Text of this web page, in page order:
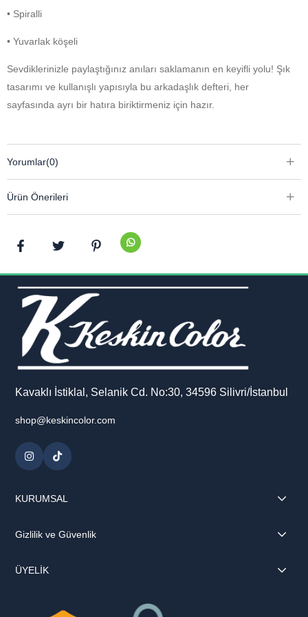
• Spiralli
• Yuvarlak köşeli
Sevdiklerinizle paylaştığınız anıları saklamanın en keyifli yolu! Şık
tasarımı ve kullanışlı yapısıyla bu arkadaşlık defteri, her
sayfasında ayrı bir hatıra biriktirmeniz için hazır.
Yorumlar(0)
Ürün Önerileri
Kavaklı İstiklal, Selanik Cd. No:30, 34596 Silivri/İstanbul
shop@keskincolor.com
KURUMSAL
Gizlilik ve Güvenlik
ÜYELİK